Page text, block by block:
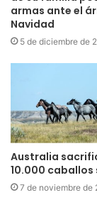
armas ante el
Navidad
5 de diciembre de
Australia
10.000 caballos
7 de noviembre de